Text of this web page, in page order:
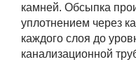
камней. Обсыпка
уплотнением через
каждого слоя до
канализационной